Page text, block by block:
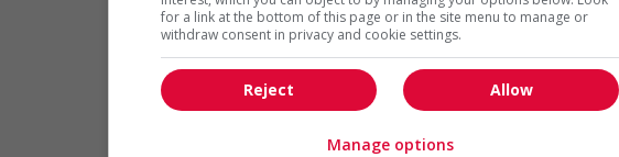
sciences et techniques
scientifiques
Mécanicien industriel de fin de
semaine de nuit
Saint-Denis-sur-Richelieu
for a link at the bottom of this page or in the site menu to manage or
withdraw consent in privacy and cookie settings.
Allow
Reject
Manage options